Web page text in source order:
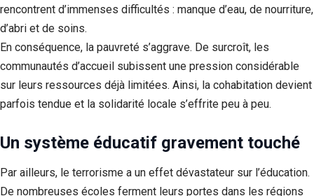
rencontrent d’immenses difficultés : manque d’eau, de nourriture,
d’abri et de soins.
En conséquence, la pauvreté s’aggrave. De surcroît, les
communautés d’accueil subissent une pression considérable
sur leurs ressources déjà limitées. Ainsi, la cohabitation devient
parfois tendue et la solidarité locale s’effrite peu à peu.
Un système éducatif gravement touché
Par ailleurs, le terrorisme a un effet dévastateur sur l’éducation.
De nombreuses écoles ferment leurs portes dans les régions